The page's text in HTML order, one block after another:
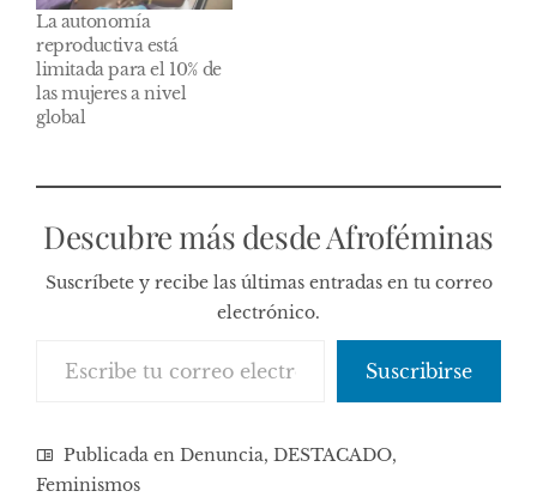
La autonomía
reproductiva está
limitada para el 10% de
las mujeres a nivel
global
Descubre más desde Afroféminas
Suscríbete y recibe las últimas entradas en tu correo
electrónico.
Suscribirse
Publicada en Denuncia, DESTACADO,
Feminismos